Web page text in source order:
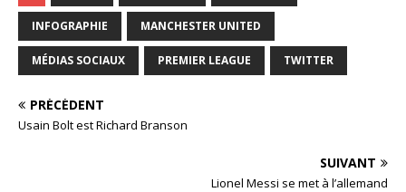
INFOGRAPHIE MANCHESTER UNITED
MÉDIAS SOCIAUX PREMIER LEAGUE TWITTER
PRÉCÉDENT
Usain Bolt est Richard Branson
SUIVANT
Lionel Messi se met à l’allemand